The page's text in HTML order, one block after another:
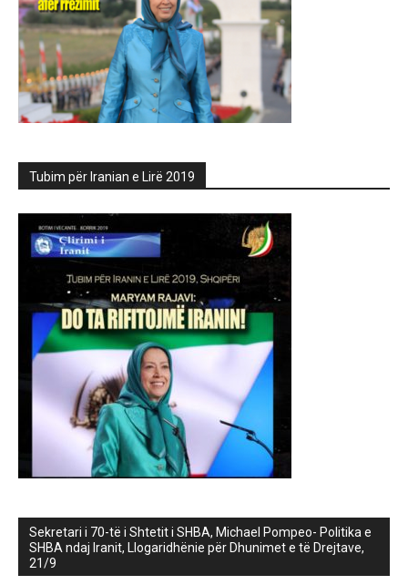
Tubim për Iranian e Lirë 2019
Sekretari i 70-të i Shtetit i SHBA, Michael Pompeo- Politika e
SHBA ndaj Iranit, Llogaridhënie për Dhunimet e të Drejtave,
21/9